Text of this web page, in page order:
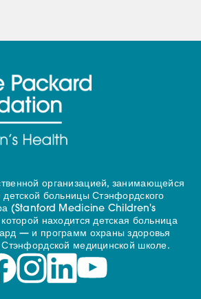
организацией, занимающейся
больницы Стэнфордского
(Stanford Medicine Children's
находится детская больница
— и программ охраны здоровья
медицинской школе.